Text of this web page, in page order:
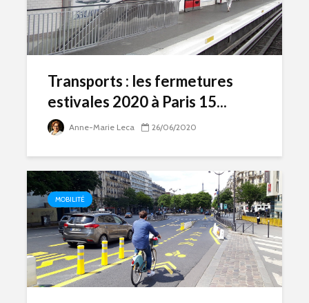
Transports : les fermetures
estivales 2020 à Paris 15...
Anne-Marie Leca 26/06/2020
MOBILITÉ